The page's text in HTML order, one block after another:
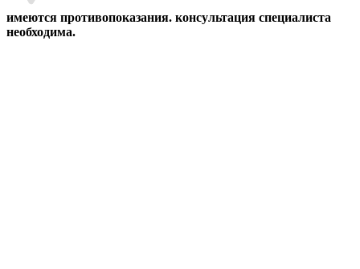
имеются противопоказания. консультация специалиста
необходима.